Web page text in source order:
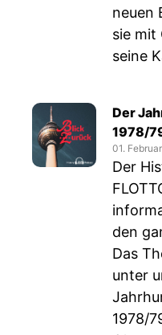
neuen
sie mit
seine
Der
1978/
01.
Der
den
Das
unter
1978/